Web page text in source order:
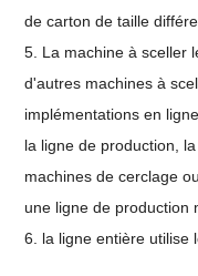
de carton de taille
5. La machine à sceller
d'autres machines à
implémentations en
la ligne de production,
machines de cerclage
une ligne de production
6. la ligne entière utilise